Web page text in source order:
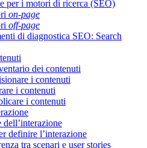
per i motori di ricerca (SEO)
on-page
off-page
di diagnostica SEO: Search
dei contenuti
i contenuti
i contenuti
i contenuti
dell’interazione
definire l’interazione
tra scenari e user stories